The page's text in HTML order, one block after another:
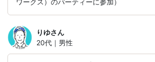
ワークス）のパーティーに参加）
りゆさん
20代｜男性